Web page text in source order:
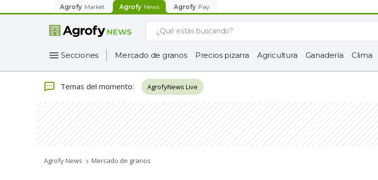
Agrofy Market Agrofy News Agrofy Pay
Secciones Mercado de granos Precios pizarra Agricultura Ganadería Clima
Temas del momento: AgrofyNews Live
Agrofy News Mercado de granos